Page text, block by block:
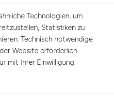
Technologien, um
Statistiken zu
Technisch notwendige
Website erforderlich.
mit Ihrer Einwilligung.
6-8